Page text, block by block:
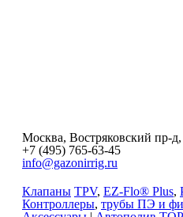
Москва, Востряковский пр-
+7 (495) 765-63-45
info@gazonirrig.ru
Клапаны TPV, EZ-Flo® Plus,
Контроллеры, трубы ПЭ и